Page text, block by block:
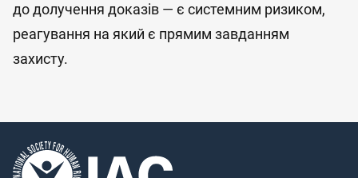
до долучення доказів — є системним ризиком,
реагування на який є прямим завданням
захисту.